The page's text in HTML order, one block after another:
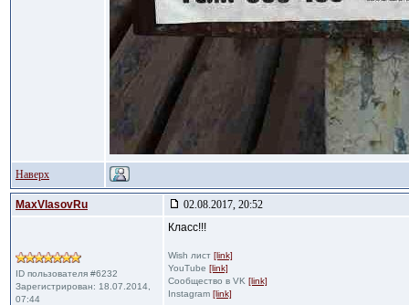
Наверх
MaxVlasovRu 02.08.2017, 20:52
ID пользователя #6232
Зарегистрирован: 18.07.2014,
07:44
Класс!!!
Wish лист [link]
YouTube [link]
Сообщество в VK [link]
Instagram [link]